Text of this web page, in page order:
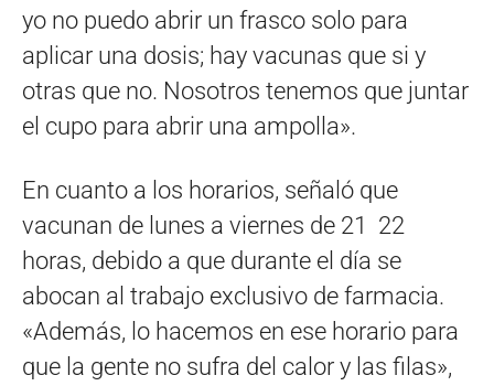
yo no puedo abrir un frasco solo para
aplicar una dosis; hay vacunas que si y
otras que no. Nosotros tenemos que juntar
el cupo para abrir una ampolla».
En cuanto a los horarios, señaló que
vacunan de lunes a viernes de 21 22
horas, debido a que durante el día se
abocan al trabajo exclusivo de farmacia.
«Además, lo hacemos en ese horario para
que la gente no sufra del calor y las filas»,